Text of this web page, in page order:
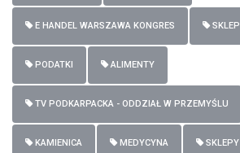
E HANDEL WARSZAWA KONGRES SKLEP
PODATKI ALIMENTY
TV PODKARPACKA - ODDZIAŁ W PRZEMYŚLU
KAMIENICA MEDYCYNA SKLEPY